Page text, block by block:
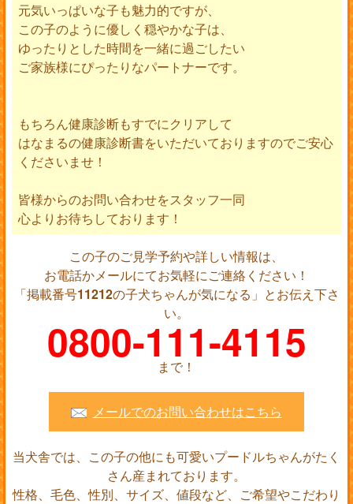
元気いっぱいな子も魅力的ですが、
この子のように優しく穏やかな子は、
ゆったりとした時間を一緒に過ごしたい
ご家族様にぴったりなパートナーです。
もちろん健康診断もすでにクリアして
はなまるの健康診断書をいただいておりますのでご安心
くださいませ！
皆様からのお問い合わせをスタッフ一同
心よりお待ちしております！
この子のご見学予約や詳しい情報は、
お電話かメールにてお気軽にご連絡ください！
「掲載番号11212の子犬ちゃんが気になる」とお伝え下さ
い。
0800-111-4115
まで！
メールでのお問い合わせはこちら
当犬舎では、この子の他にも可愛いプードルちゃんがたく
さん産まれております。
性格、毛色、性別、サイズ、値段など、ご希望やこだわり